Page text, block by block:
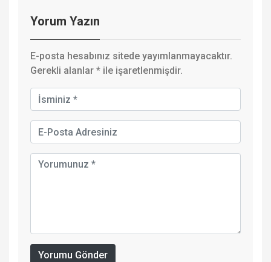
Yorum Yazın
E-posta hesabınız sitede yayımlanmayacaktır.
Gerekli alanlar * ile işaretlenmişdir.
Yorumu Gönder